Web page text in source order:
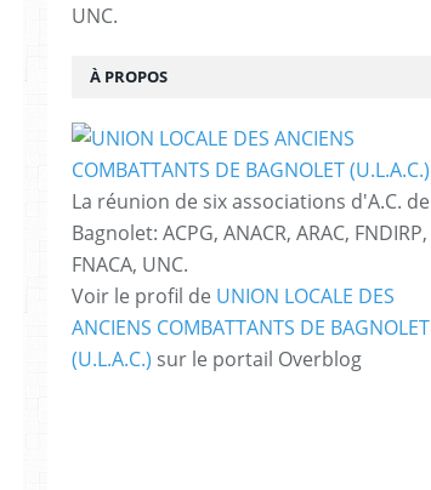
UNC.
À PROPOS
La réunion de six associations d'A.C. de
Bagnolet: ACPG, ANACR, ARAC, FNDIRP,
FNACA, UNC.
Voir le profil de UNION LOCALE DES
ANCIENS COMBATTANTS DE BAGNOLET
(U.L.A.C.) sur le portail Overblog